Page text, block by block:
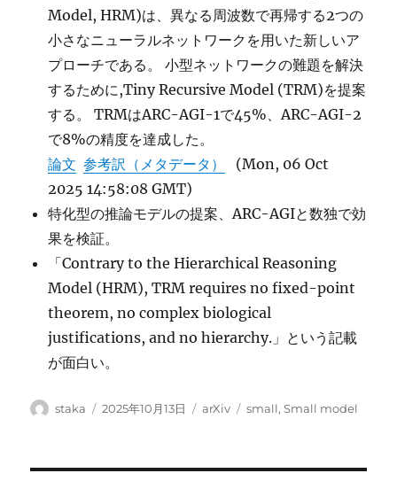
Model, HRM)は、異なる周波数で再帰する2つの
小さなニューラルネットワークを用いた新しいア
プローチである。 小型ネットワークの難題を解決
するために,Tiny Recursive Model (TRM)を提案
する。 TRMはARC-AGI-1で45%、ARC-AGI-2
で8%の精度を達成した。
論文 参考訳（メタデータ）
(Mon, 06 Oct
2025 14:58:08 GMT)
特化型の推論モデルの提案、ARC-AGIと数独で効
果を検証。
「Contrary to the Hierarchical Reasoning
Model (HRM), TRM requires no fixed-point
theorem, no complex biological
justifications, and no hierarchy.」という記載
が面白い。
投
staka
投
2025年10月13日
カ
arXiv
タ
small,Small model